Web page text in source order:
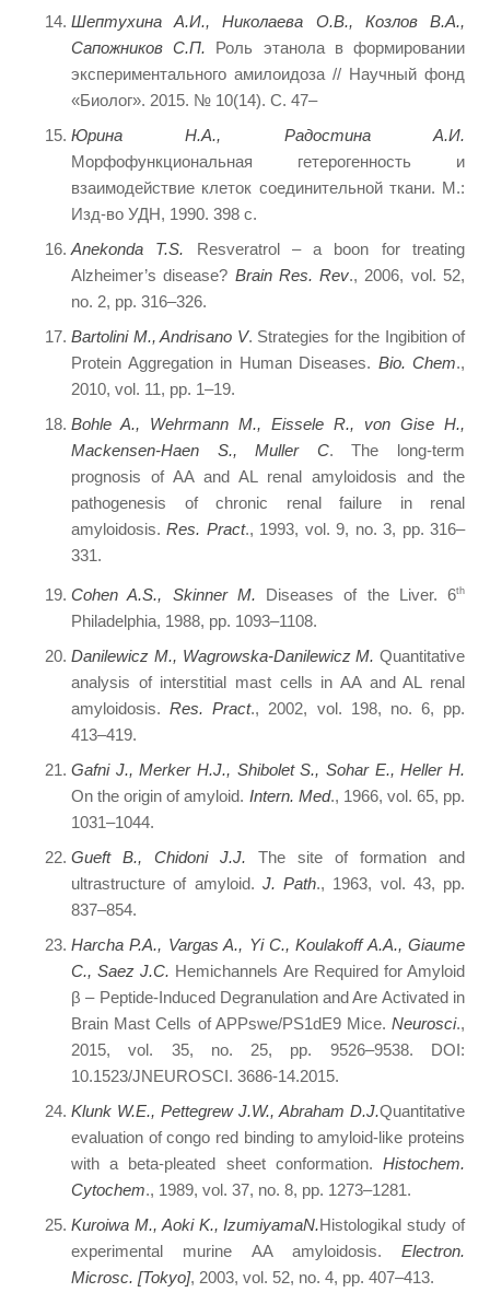
Шептухина А.И., Николаева О.В., Козлов В.А.,
Сапожников С.П. Роль этанола в формировании
экспериментального амилоидоза // Научный фонд
«Биолог». 2015. № 10(14). С. 47–
Юрина Н.А., Радостина А.И.
Морфофункциональная гетерогенность и
взаимодействие клеток соединительной ткани. М.:
Изд-во УДН, 1990. 398 с.
Anekonda T.S. Resveratrol – a boon for treating
Alzheimer’s disease? Brain Res. Rev., 2006, vol. 52,
no. 2, pp. 316–326.
Bartolini M., Andrisano V. Strategies for the Ingibition of
Protein Aggregation in Human Diseases. Bio. Chem.,
2010, vol. 11, pp. 1–19.
Bohle A., Wehrmann M., Eissele R., von Gise H.,
Mackensen-Haen S., Muller C. The long-term
prognosis of AA and AL renal amyloidosis and the
pathogenesis of chronic renal failure in renal
amyloidosis.Res. Pract., 1993, vol. 9, no. 3, pp. 316–
331.
Cohen A.S., Skinner M. Diseases of the Liver. 6th
Philadelphia, 1988, pp. 1093–1108.
Danilewicz M., Wagrowska-Danilewicz M. Quantitative
analysis of interstitial mast cells in AA and AL renal
amyloidosis.Res. Pract., 2002, vol. 198, no. 6, pp.
413–419.
Gafni J., Merker H.J., Shibolet S., Sohar E., Heller H.
On the origin of amyloid. Intern. Med., 1966, vol. 65, pp.
1031–1044.
Gueft B., Chidoni J.J. The site of formation and
ultrastructure of amyloid. J. Path., 1963, vol. 43, pp.
837–854.
Harcha P.A., Vargas A., Yi C., Koulakoff A.A., Giaume
C., Saez J.C. Hemichannels Are Required for Amyloid
β – Peptide-Induced Degranulation and Are Activated in
Brain Mast Cells of APPswe/PS1dE9 Mice. Neurosci.,
2015, vol. 35, no. 25, pp. 9526–9538. DOI:
10.1523/JNEUROSCI. 3686-14.2015.
Klunk W.E., Pettegrew J.W., Abraham D.J.Quantitative
evaluation of congo red binding to amyloid-like proteins
with a beta-pleated sheet conformation. Histochem.
Cytochem., 1989, vol. 37, no. 8, pp. 1273–1281.
Kuroiwa M., Aoki K., IzumiyamaN.Histologikal study of
experimental murine AA amyloidosis. Electron.
Microsc. [Tokyo], 2003, vol. 52, no. 4, pp. 407–413.